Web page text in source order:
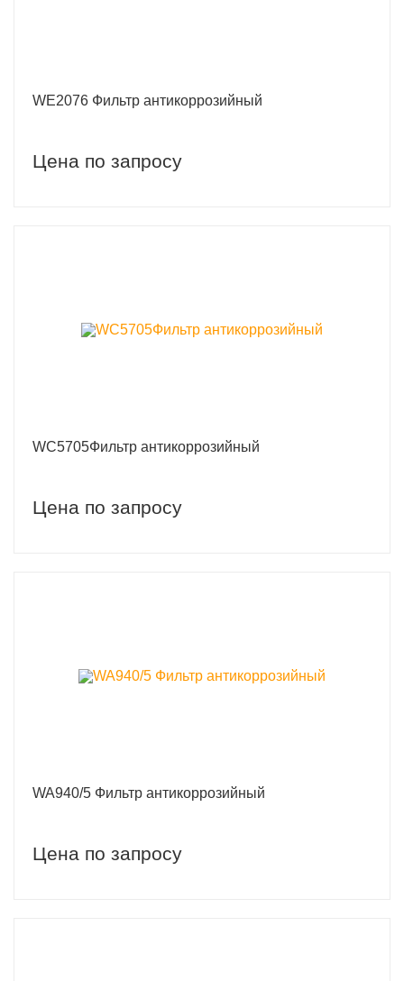
WE2076 Фильтр антикоррозийный
Цена по запросу
WC5705Фильтр антикоррозийный
Цена по запросу
WA940/5 Фильтр антикоррозийный
Цена по запросу